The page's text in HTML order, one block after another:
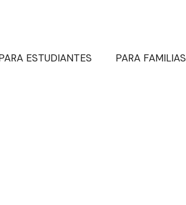
ESTUDIANTES PARA FAMILIAS